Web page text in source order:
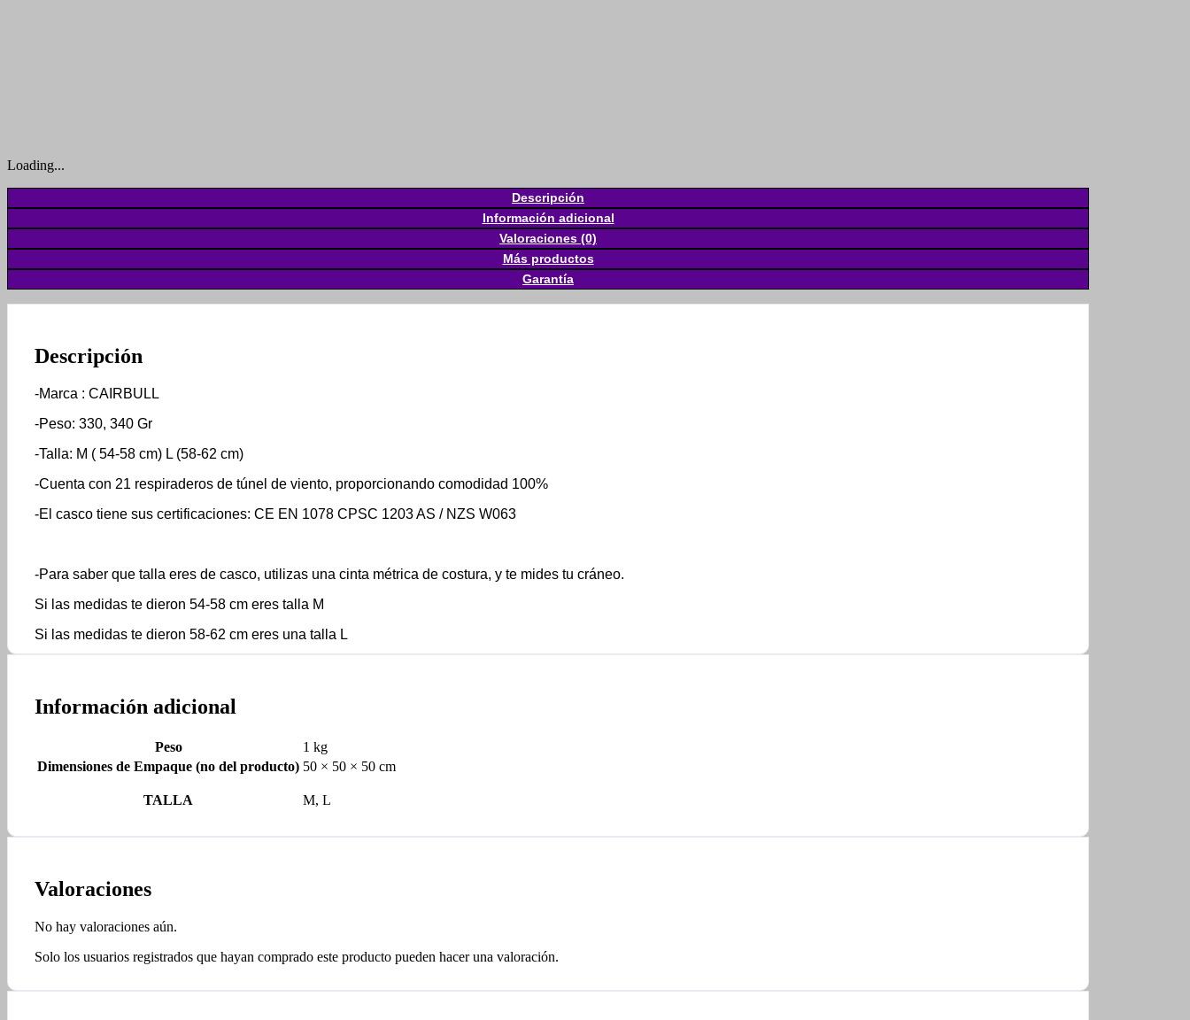
Loading...
Descripción
Información adicional
Valoraciones (0)
Más productos
Garantía
Descripción
-Marca : CAIRBULL
-Peso: 330, 340 Gr
-Talla: M ( 54-58 cm) L (58-62 cm)
-Cuenta con 21 respiraderos de túnel de viento, proporcionando comodidad 100%
-El casco tiene sus certificaciones: CE EN 1078 CPSC 1203 AS / NZS W063
-Para saber que talla eres de casco, utilizas una cinta métrica de costura, y te mides tu cráneo.
Si las medidas te dieron 54-58 cm eres talla M
Si las medidas te dieron 58-62 cm eres una talla L
Información adicional
Peso
1 kg
Dimensiones de Empaque (no del producto) 50 × 50 × 50 cm
TALLA M, L
Valoraciones
No hay valoraciones aún.
Solo los usuarios registrados que hayan comprado este producto pueden hacer una valoración.